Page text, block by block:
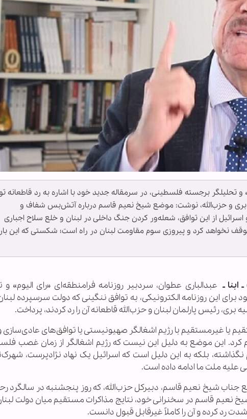
و تحلیلگر برجسته فلسطینی، در سرمقاله جدید خود با اشاره به رد قاطعانه
بری و حزب‌الله، نوشت: موضع شیخ نعیم قاسم درباره آتش‌بس شفاف و
از این توافق، شعله‌ور کردن جنگ داخلی در لبنان و خلع سلاح اجباری
نخواهد کرد و پیروزی سوم مقاومت لبنان در راه است؛ شکستی که این بار
ـعبدالباری عطوان، سردبیر روزنامه فرامنطقه‌ای «رای الیوم» و
این روزنامه الکترونیکی، به توافق ننگینی که دولت سرسپرده
رئیس پارلمان لبنان و حزب‌الله قاطعانه آن را رد کردند، پرداخت.
یا غیرمستقیم با رژیم اشغالگر صهیونیستی یا توافق‌های
کرد. این موضع به دلیل این نیست که رژیم اشغالگر از زمان غصب
نگذاشته، بلکه به این دلیل است که اسرائیل یک نهاد نژادپرست،
ملت ما ادامه داده است.
شیخ نعیم قاسم، دبیرکل حزب‌الله، که روز پنجشنبه در سالگرد
نعیم قاسم در سخنرانی خود، نتایج مذاکرات مستقیم میان دولت
رد کرده و آن را کاملاً غیرقابل قبول دانست.